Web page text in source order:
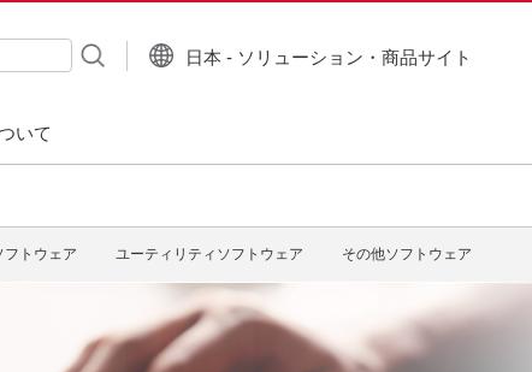
いて
日本 - ソリューション・商品サイト
フトウェア ユーティリティソフトウェア その他ソフトウェア